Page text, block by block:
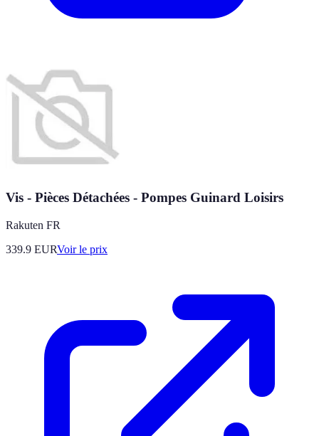
Vis - Pièces Détachées - Pompes Guinard Loisirs
Rakuten FR
339.9 EURVoir le prix